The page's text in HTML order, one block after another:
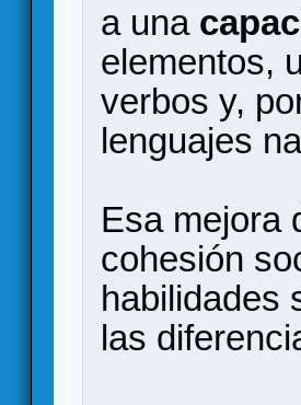
a una
elementos,
verbos y,
lenguajes
Esa mejora
cohesión
habilidades
las